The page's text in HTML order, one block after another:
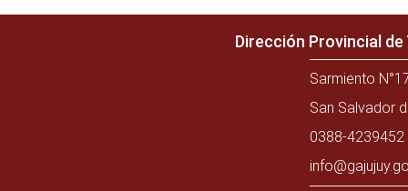
Dirección Provincial
Sarmiento
San Salvador
0388-